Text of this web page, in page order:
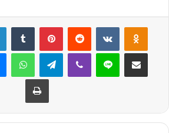
LinkedInTumblr PinterestReddit VKontakte
MessengerWhatsAppTelegramViber Line E-Posta ile
Yazdır